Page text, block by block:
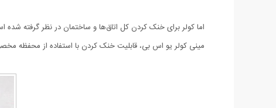
اما کولر برای خنک کردن کل اتاق‌ها و ساختمان در نظر گرفته
مینی کولر یو اس بی، قابلیت خنک کردن با استفاده از محفظه